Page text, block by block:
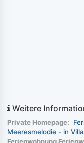
Weitere
Private Homepage:
Meeresmelodie - in
Ferienwohnung